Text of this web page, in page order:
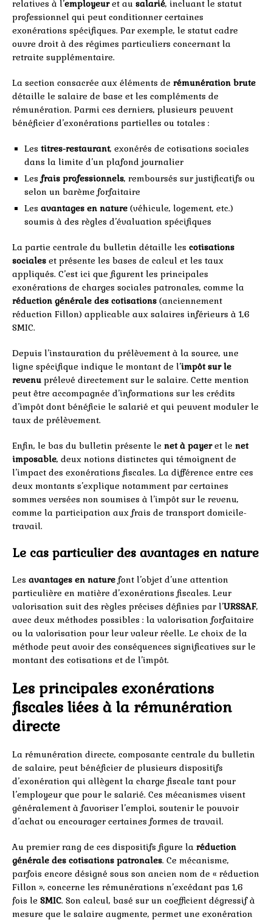
relatives à l’employeuret au salarié, incluant le statut
professionnel qui peut conditionner certaines
exonérations spécifiques. Par exemple, le statut cadre
ouvre droit à des régimes particuliers concernant la
retraite supplémentaire.
La section consacrée aux éléments de rémunération brute
détaille le salaire de base et les compléments de
rémunération. Parmi ces derniers, plusieurs peuvent
bénéficier d’exonérations partielles ou totales :
Les titres-restaurant, exonérés de cotisations sociales
dans la limite d’un plafond journalier
Lesfrais professionnels, remboursés sur justificatifs ou
selon un barème forfaitaire
Les avantages en nature (véhicule, logement, etc.)
soumis à des règles d’évaluation spécifiques
La partie centrale du bulletin détaille les cotisations
sociales et présente les bases de calcul et les taux
appliqués. C’est ici que figurent les principales
exonérations de charges sociales patronales, comme la
réduction générale des cotisations (anciennement
réduction Fillon) applicable aux salaires inférieurs à 1,6
SMIC.
Depuis l’instauration du prélèvement à la source, une
ligne spécifique indique le montant de l’impôt sur le
revenu prélevé directement sur le salaire. Cette mention
peut être accompagnée d’informations sur les crédits
d’impôt dont bénéficie le salarié et qui peuvent moduler le
taux de prélèvement.
Enfin, le bas du bulletin présente le net à payeret le net
imposable, deux notions distinctes qui témoignent de
l’impact des exonérations fiscales. La différence entre ces
deux montants s’explique notamment par certaines
sommes versées non soumises à l’impôt sur le revenu,
comme la participation aux frais de transport domicile-
travail.
Le cas particulier des avantages en nature
Les avantages en nature font l’objet d’une attention
particulière en matière d’exonérations fiscales. Leur
valorisation suit des règles précises définies par l’URSSAF,
avec deux méthodes possibles : la valorisation forfaitaire
ou la valorisation pour leur valeur réelle. Le choix de la
méthode peut avoir des conséquences significatives sur le
montant des cotisations et de l’impôt.
Les principales exonérations
fiscales liées à la rémunération
directe
La rémunération directe, composante centrale du bulletin
de salaire, peut bénéficier de plusieurs dispositifs
d’exonération qui allègent la charge fiscale tant pour
l’employeur que pour le salarié. Ces mécanismes visent
généralement à favoriser l’emploi, soutenir le pouvoir
d’achat ou encourager certaines formes de travail.
Au premier rang de ces dispositifs figure la réduction
générale des cotisations patronales. Ce mécanisme,
parfois encore désigné sous son ancien nom de « réduction
Fillon », concerne les rémunérations n’excédant pas 1,6
fois le SMIC. Son calcul, basé sur un coefficient dégressif à
mesure que le salaire augmente, permet une exonération